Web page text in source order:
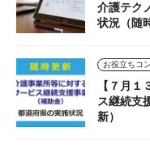
介護テク
状況（随
【７月
ス継続支
新）